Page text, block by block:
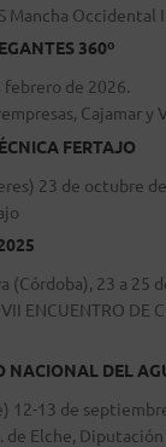
Mancha Occidental
360º
febrero de 2026.
Cajamar y
FERTAJO
23 de octubre
(Córdoba), 23 a 25
ENCUENTRO DE
NACIONAL DEL
12-13 de
de Elche,